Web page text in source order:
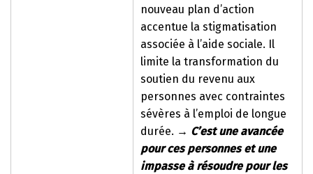
nouveau plan d’action
accentue la stigmatisation
associée à l’aide sociale. Il
limite la transformation du
soutien du revenu aux
personnes avec contraintes
sévères à l’emploi de longue
durée. → C’est une avancée
pour ces personnes et une
impasse à résoudre pour les